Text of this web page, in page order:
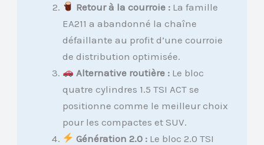
Retour à la courroie : La famille
EA211 a abandonné la chaîne
défaillante au profit d’une courroie
de distribution optimisée.
Alternative routière : Le bloc
quatre cylindres 1.5 TSI ACT se
positionne comme le meilleur choix
pour les compactes et SUV.
Génération 2.0 : Le bloc 2.0 TSI